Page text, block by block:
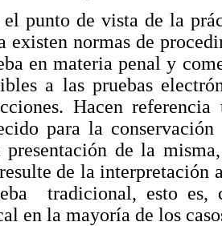
el punto de vista de la
existen normas de
en materia penal y
a las pruebas
Hacen
para la
presentación de la
de la interpretación
tradicional, esto es,
en la mayoría de los